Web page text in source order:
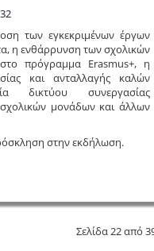
των εγκεκριμένων έργων
η ενθάρρυνση των σχολικών
πρόγραμμα Erasmus+, η
και ανταλλαγής καλών
δικτύου συνεργασίας
μονάδων και άλλων
στην εκδήλωση.
Σελίδα 22 από